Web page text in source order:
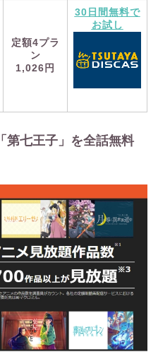
定額4プラ
ン
1,026円
30日間無料で
お試し
第七王子」を全話無料